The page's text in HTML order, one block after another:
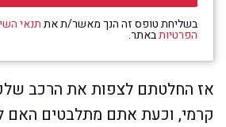
בשליחת טופס זה הנך מאשר/ת אתתנאי
הפרטיותבאתר.
אז החלטתם לצפות את הרכב
קרמי, וכעת אתם מתלבטים האם